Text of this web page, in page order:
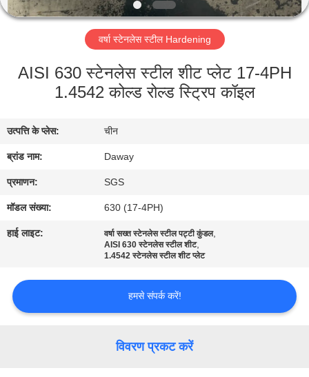
बारे
कारखाना
गुणवत्ता
नियंत्रण
संपर्क
एक
उद्धरण
वर्षा स्टेनलेस स्टील Hardening
AISI 630 स्टेनलेस स्टील शीट प्लेट 17-4PH
1.4542 कोल्ड रोल्ड स्ट्रिप कॉइल
उत्पत्ति के प्लेस: चीन
ब्रांड नाम: Daway
प्रमाणन: SGS
मॉडल संख्या: 630 (17-4PH)
हाई लाइट: वर्षा सख्त स्टेनलेस स्टील पट्टी कुंडल,
AISI 630 स्टेनलेस स्टील शीट,
1.4542 स्टेनलेस स्टील शीट प्लेट
हमसे संपर्क करें!
विवरण प्रकट करें